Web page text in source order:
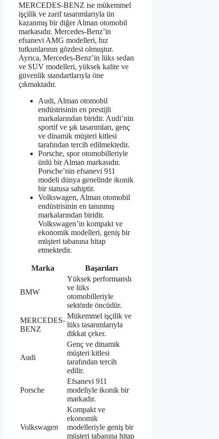
MERCEDES-BENZ ise mükemmel
işçilik ve zarif tasarımlarıyla ün
kazanmış bir diğer Alman otomobil
markasıdır. Mercedes-Benz’in
efsanevi AMG modelleri, hız
tutkunlarının gözdesi olmuştur.
Ayrıca, Mercedes-Benz’in lüks sedan
ve SUV modelleri, yüksek kalite ve
güvenlik standartlarıyla öne
çıkmaktadır.
Audi, Alman otomobil
endüstrisinin en prestijli
markalarından biridir. Audi’nin
sportif ve şık tasarımları, genç
ve dinamik müşteri kitlesi
tarafından tercih edilmektedir.
Porsche, spor otomobilleriyle
ünlü bir Alman markasıdır.
Porsche’nin efsanevi 911
modeli dünya genelinde ikonik
bir statusa sahiptir.
Volkswagen, Alman otomobil
endüstrisinin en tanınmış
markalarından biridir.
Volkswagen’in kompakt ve
ekonomik modelleri, geniş bir
müşteri tabanına hitap
etmektedir.
Marka Başarıları
BMW
Yüksek performanslı
ve lüks
otomobilleriyle
sektörde öncüdür.
MERCEDES-
BENZ
Mükemmel işçilik ve
lüks tasarımlarıyla
dikkat çeker.
Audi
Genç ve dinamik
müşteri kitlesi
tarafından tercih
edilir.
Porsche
Efsanevi 911
modeliyle ikonik bir
markadır.
Volkswagen
Kompakt ve
ekonomik
modelleriyle geniş bir
müşteri tabanına hitap